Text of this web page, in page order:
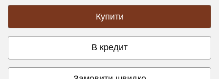
Купити
В кредит